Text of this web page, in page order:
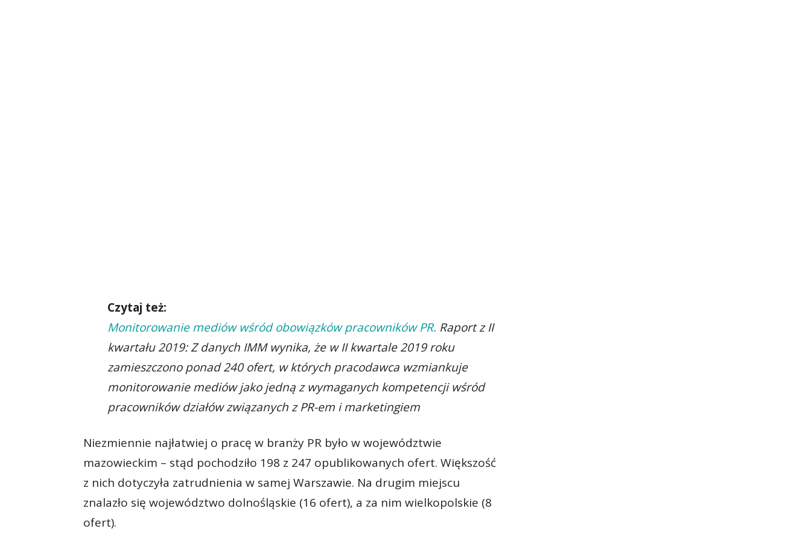
Czytaj też:
Monitorowanie mediów wśród obowiązków pracowników PR. Raport z II
kwartału 2019: Z danych IMM wynika, że w II kwartale 2019 roku
zamieszczono ponad 240 ofert, w których pracodawca wzmiankuje
monitorowanie mediów jako jedną z wymaganych kompetencji wśród
pracowników działów związanych z PR-em i marketingiem
Niezmiennie najłatwiej o pracę w branży PR było w województwie
mazowieckim – stąd pochodziło 198 z 247 opublikowanych ofert. Większość
z nich dotyczyła zatrudnienia w samej Warszawie. Na drugim miejscu
znalazło się województwo dolnośląskie (16 ofert), a za nim wielkopolskie (8
ofert).